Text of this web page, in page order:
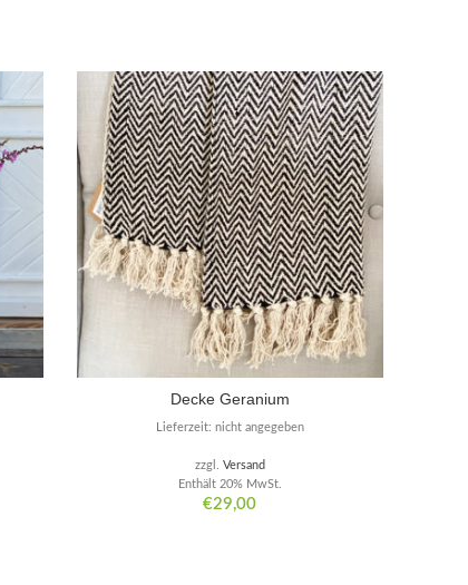
Decke Geranium
€29,00
Enthält 20% MwSt.
zzgl. Versand
Lieferzeit: nicht angegeben